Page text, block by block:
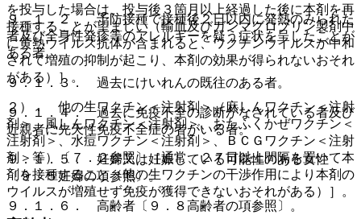
を投与した場合は、投与後３箇月以上経過した後に本剤を再
接種することが望ましい（輸血及びガンマグロブリン製剤中
に黄熱ウイルス抗体が含まれると、ワクチンウイルスが中和
されて増殖の抑制が起こり、本剤の効果が得られないおそれ
がある）］。
２）． 他の生ワクチン＜注射剤＞（麻しんワクチン＜注射
剤＞、風しんワクチン＜注射剤＞、おたふくかぜワクチン＜
注射剤＞、水痘ワクチン＜注射剤＞、ＢＣＧワクチン＜注射
剤＞等）〔７．２参照〕［通常、２７日以上間隔を置いて本
剤を接種すること（他の生ワクチンの干渉作用により本剤の
ウイルスが増殖せず免疫が獲得できないおそれがある）］。
９．１．２． 予防接種で接種後２日以内に発熱のみられた
者及び全身性発疹等のアレルギーを疑う症状を呈したことが
ある者。
９．１．３． 過去にけいれんの既往のある者。
９．１．４． 過去に免疫不全の診断がなされている者及び
近親者に先天性免疫不全症の者がいる者。
９．１．５． 妊婦又は妊娠している可能性のある女性
〔９．５妊婦の項参照〕。
９．１．６． 高齢者〔９．８高齢者の項参照〕。